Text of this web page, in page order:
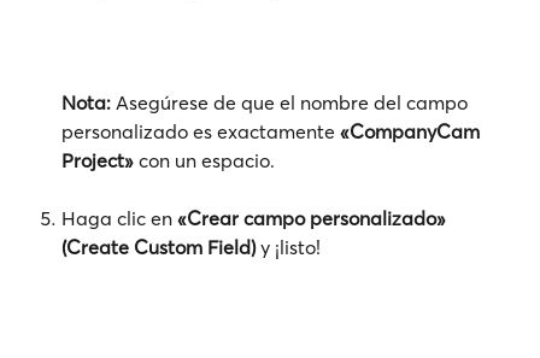
Nota: Asegúrese de que el nombre del campo
personalizado es exactamente «CompanyCam
Project» con un espacio.
Haga clic en «Crear campo personalizado»
(Create Custom Field) y ¡listo!